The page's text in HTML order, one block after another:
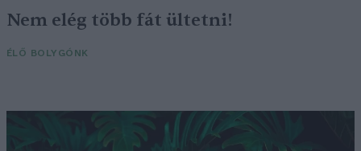
Nem elég több fát ültetni!
ÉLŐ BOLYGÓNK